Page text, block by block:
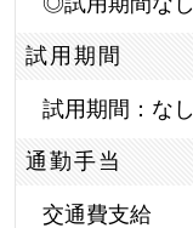
試用期間
試用期間：なし
通勤手当
交通費支給